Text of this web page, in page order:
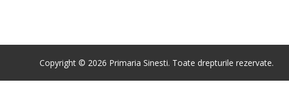
Copyright © 2026 Primaria Sinesti. Toate drepturile rezervate.